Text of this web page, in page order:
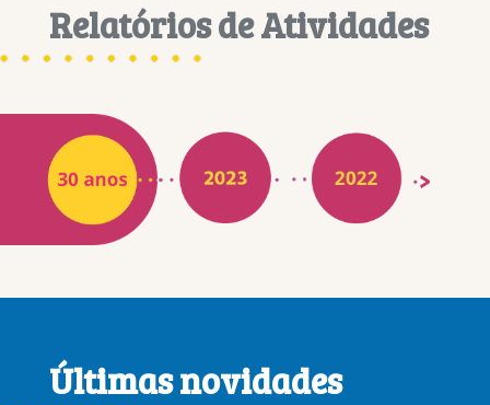
Relatórios de Atividades
Últimas novidades